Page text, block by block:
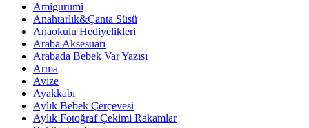
Amigurumi
Anahtarlık&Çanta Süsü
Anaokulu Hediyelikleri
Araba Aksesuarı
Arabada Bebek Var Yazısı
Arma
Avize
Ayakkabı
Aylık Bebek Çerçevesi
Aylık Fotoğraf Çekimi Rakamlar